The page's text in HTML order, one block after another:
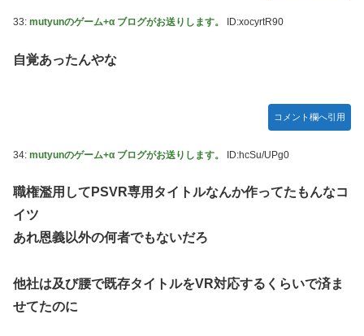
33: mutyunのゲーム+α ブログがお送りします。 ID:xocyrtR90
自覚あったんやな
コメント欄へ引用
34: mutyunのゲーム+α ブログがお送りします。 ID:hcSu/UPg0
職権濫用してPSVR専用タイトルなんか作ってたもんなコ
イツ
あれ恩義以外の何者でもないだろ
他社は及び腰で既存タイトルをVR対応するくらいで済ま
せてたのに